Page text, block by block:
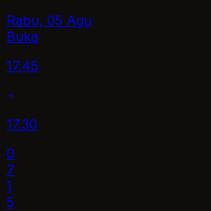
Rabu, 05 Agu
Buka
17.45
17.30
0
7
1
5